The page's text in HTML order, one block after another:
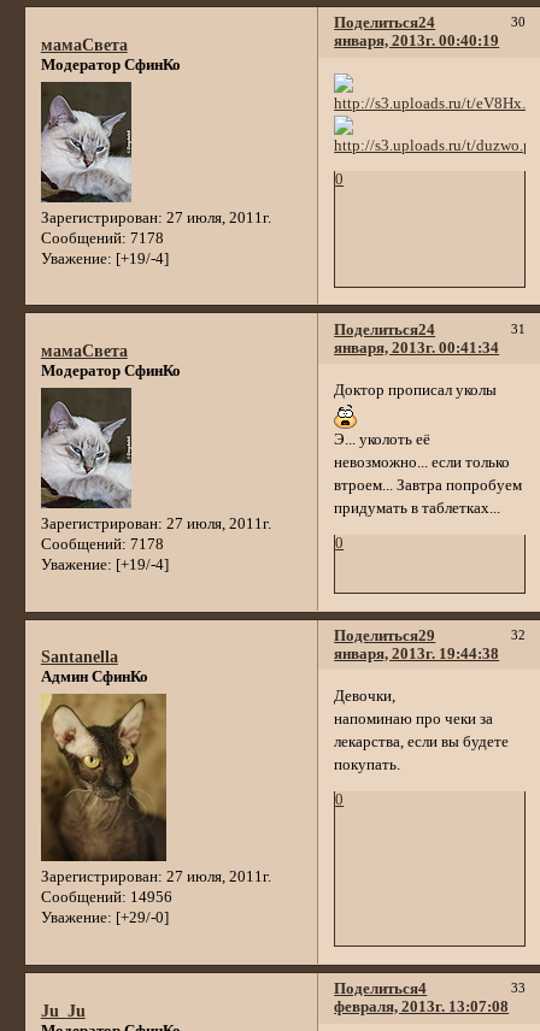
Поделиться 30
24
января, 2013г. 00:40:19
мамаСвета
Модератор СфинКо
Зарегистрирован: 27 июля, 2011г.
Сообщений: 7178
Уважение: [+19/-4]
0
Поделиться 31
24
января, 2013г. 00:41:34
мамаСвета
Модератор СфинКо
Зарегистрирован: 27 июля, 2011г.
Сообщений: 7178
Уважение: [+19/-4]
Доктор прописал уколы
Э... уколоть её
невозможно... если только
втроем... Завтра попробуем
придумать в таблетках...
0
Поделиться 32
29
января, 2013г. 19:44:38
Santanella
Админ СфинКо
Зарегистрирован: 27 июля, 2011г.
Сообщений: 14956
Уважение: [+29/-0]
Девочки,
напоминаю про чеки за
лекарства, если вы будете
покупать.
0
Поделиться 33
4
февраля, 2013г. 13:07:08
Ju_Ju